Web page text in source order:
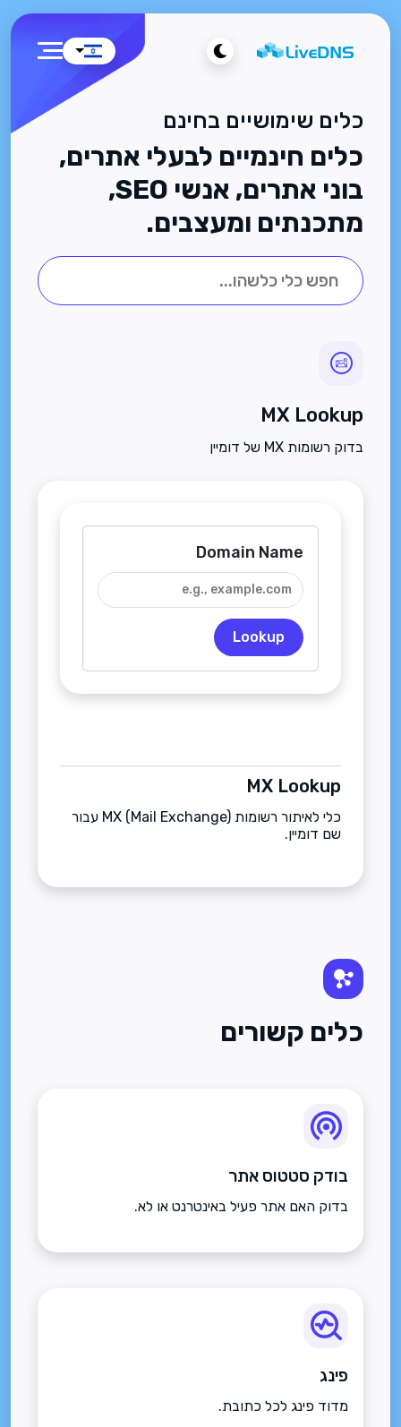
כלים שימושיים בחינם
כלים חינמיים לבעלי אתרים,
בוני אתרים, אנשי SEO,
מתכנתים ומעצבים.
MX Lookup
בדוק רשומות MX של דומיין
Domain Name
Lookup
MX Lookup
כלי לאיתור רשומות MX (Mail Exchange) עבור
שם דומיין.
כלים קשורים
בודק סטטוס אתר
בדוק האם אתר פעיל באינטרנט או לא.
פינג
מדוד פינג לכל כתובת.